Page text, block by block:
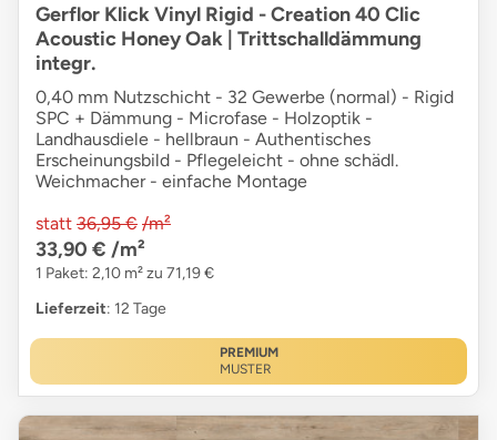
Gerflor Klick Vinyl Rigid - Creation 40 Clic
Acoustic Honey Oak | Trittschalldämmung
integr.
0,40 mm Nutzschicht - 32 Gewerbe (normal) - Rigid
SPC + Dämmung - Microfase - Holzoptik -
Landhausdiele - hellbraun - Authentisches
Erscheinungsbild - Pflegeleicht - ohne schädl.
Weichmacher - einfache Montage
statt 36,95 € /m²
33,90 € /m²
1 Paket: 2,10 m² zu 71,19 €
Lieferzeit: 12 Tage
PREMIUM
MUSTER